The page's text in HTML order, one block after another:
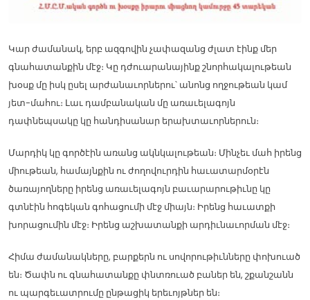
Կար ժամանակ, երբ ազգովին չափազանց ժլատ էինք մեր
գնահատանքին մէջ։ Կը դժուարանայինք շնորհակալութեան
խօսք մը իսկ ըսել արժանաւորներու՝ անոնց ողջութեան կամ
յետ-մահու։ Լաւ դամբանական մը առաւելագոյն
դափնեպսակը կը հանդիսանար երախտաւորներուն։
Մարդիկ կը գործէին առանց ակնկալութեան։ Մինչեւ մահ իրենց
միութեան, համայնքին ու ժողովուրդին հաւատարմօրէն
ծառայողները իրենց առաւելագոյն բաւարարութիւնը կը
գտնէին հոգեկան գոհացումի մէջ միայն։ Իրենց հաւատքի
խորացումին մէջ։ Իրենց աշխատանքի արդիւնաւորման մէջ։
Հիմա ժամանակները, բարքերն ու սովորութիւնները փոխուած
են։ Ծափն ու գնահատանքը փնտռուած բաներ են, շքանշանն
ու պարգեւատրումը ընթացիկ երեւոյթներ են։